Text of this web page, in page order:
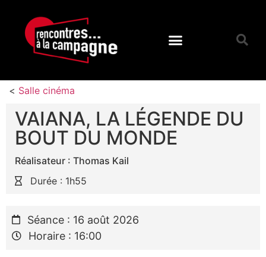
< Salle cinéma
VAIANA, LA LÉGENDE DU
BOUT DU MONDE
Réalisateur : Thomas Kail
Durée : 1h55
Séance : 16 août 2026
Horaire : 16:00